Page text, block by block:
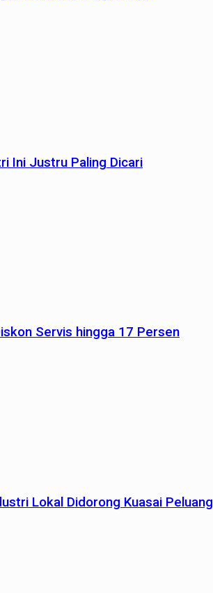
Ini Justru Paling Dicari
Servis hingga 17 Persen
Lokal Didorong Kuasai Peluang